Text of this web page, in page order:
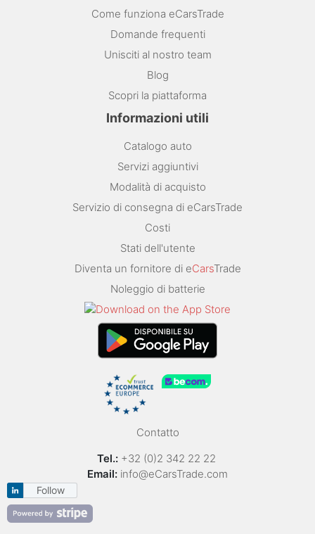
Come funziona eCarsTrade
Domande frequenti
Unisciti al nostro team
Blog
Scopri la piattaforma
Informazioni utili
Catalogo auto
Servizi aggiuntivi
Modalità di acquisto
Servizio di consegna di eCarsTrade
Costi
Stati dell'utente
Diventa un fornitore di eCarsTrade
Noleggio di batterie
Contatto
Tel.: +32 (0)2 342 22 22
Email: info@eCarsTrade.com
Follow